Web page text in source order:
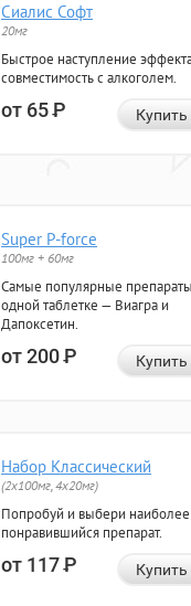
Сиалис Софт
20мг
Быстрое наступление
совместимость с алкоголем.
от 65Р Купить
Super P-force
100мг + 60мг
Самые популярные
одной таблетке — Виагра и
Дапоксетин.
от 200Р Купить
Набор Классический
(2x100мг, 4x20мг)
Попробуй и выбери наиболее
понравившийся препарат.
от 117Р Купить